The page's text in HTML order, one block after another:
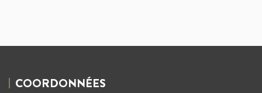
COORDONNÉES